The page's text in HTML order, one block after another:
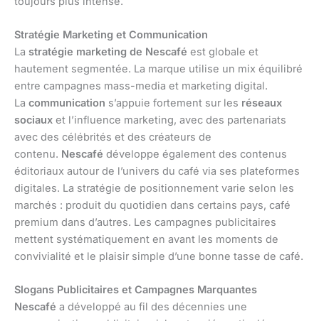
Stratégie Marketing et Communication
La stratégie marketing de Nescafé est globale et
hautement segmentée. La marque utilise un mix équilibré
entre campagnes mass-media et marketing digital.
La communication s’appuie fortement sur les réseaux
sociaux et l’influence marketing, avec des partenariats
avec des célébrités et des créateurs de
contenu. Nescafé développe également des contenus
éditoriaux autour de l’univers du café via ses plateformes
digitales. La stratégie de positionnement varie selon les
marchés : produit du quotidien dans certains pays, café
premium dans d’autres. Les campagnes publicitaires
mettent systématiquement en avant les moments de
convivialité et le plaisir simple d’une bonne tasse de café.
Slogans Publicitaires et Campagnes Marquantes
Nescafé a développé au fil des décennies une